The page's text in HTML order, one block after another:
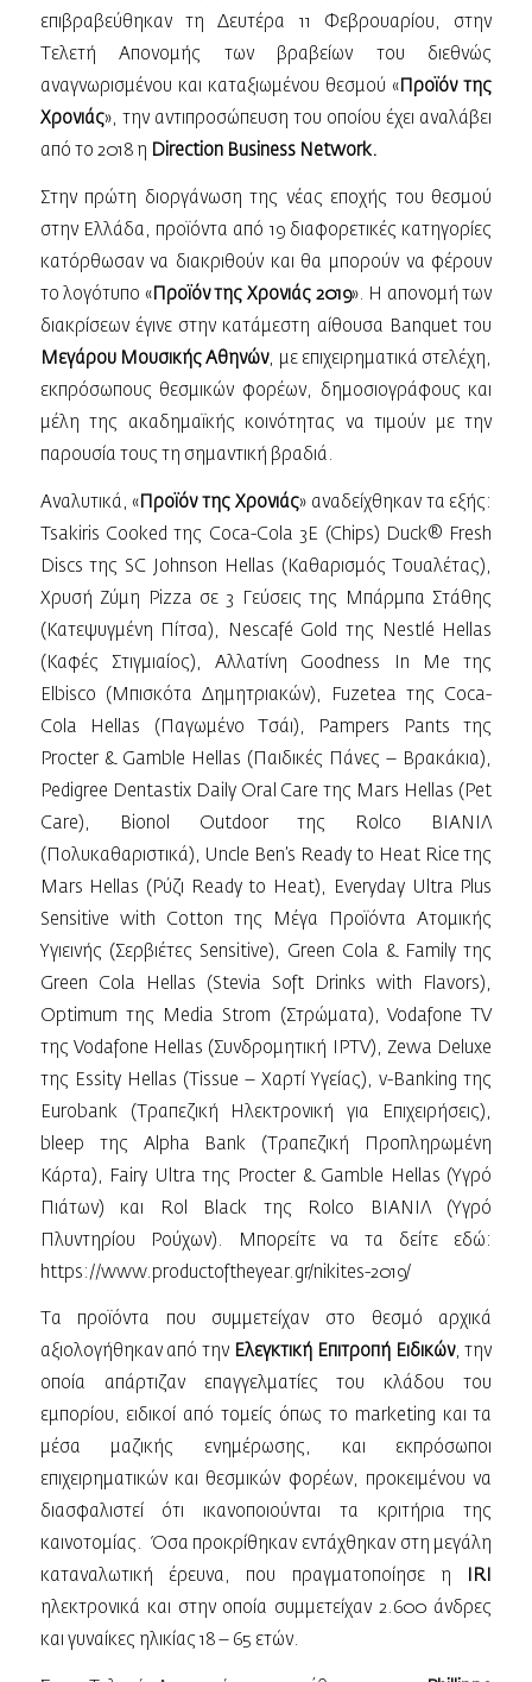
επιβραβεύθηκαν τη Δευτέρα 11 Φεβρουαρίου, στην
Τελετή Απονομής των βραβείων του διεθνώς
αναγνωρισμένου και καταξιωμένου θεσμού « Προϊόν της
Χρονιάς», την αντιπροσώπευση του οποίου έχει αναλάβει
από το 2018 η Direction Βusiness Network.
Στην πρώτη διοργάνωση της νέας εποχής του θεσμού
στην Ελλάδα, προϊόντα από 19 διαφορετικές κατηγορίες
κατόρθωσαν να διακριθούν και θα μπορούν να φέρουν
το λογότυπο «Προϊόν της Χρονιάς 2019». Η απονομή των
διακρίσεων έγινε στην κατάμεστη αίθουσα Banquet του
Μεγάρου Μουσικής Αθηνών, με επιχειρηματικά στελέχη,
εκπρόσωπους θεσμικών φορέων, δημοσιογράφους και
μέλη της ακαδημαϊκής κοινότητας να τιμούν με την
παρουσία τους τη σημαντική βραδιά.
Αναλυτικά, « Προϊόν της Χρονιάς» αναδείχθηκαν τα εξής:
Tsakiris Cooked της Coca-Cola 3E (Chips) Duck® Fresh
Discs της SC Johnson Hellas (Καθαρισμός Τουαλέτας),
Χρυσή Ζύμη Pizza σε 3 Γεύσεις της Μπάρμπα Στάθης
(Κατεψυγμένη Πίτσα), Nescafé Gold της Nestlé Hellas
(Καφές Στιγμιαίος), Αλλατίνη Goodness In Me της
Elbisco (Μπισκότα Δημητριακών), Fuzetea της Coca-
Cola Hellas (Παγωμένο Τσάι), Pampers Pants της
Procter & Gamble Hellas (Παιδικές Πάνες – Βρακάκια),
Pedigree Dentastix Daily Oral Care της Mars Hellas (Pet
Care), Bionol Outdoor της Rolco ΒΙΑΝΙΛ
(Πολυκαθαριστικά), Uncle Ben’s Ready to Heat Rice της
Mars Hellas (Ρύζι Ready to Heat), Everyday Ultra Plus
Sensitive with Cotton της Μέγα Προϊόντα Ατομικής
Υγιεινής (Σερβιέτες Sensitive), Green Cola & Family της
Green Cola Hellas (Stevia Soft Drinks with Flavors),
Optimum της Media Strom (Στρώματα), Vodafone TV
της Vodafone Hellas (Συνδρομητική IPTV), Zewa Deluxe
της Essity Hellas (Tissue – Χαρτί Υγείας), v-Banking της
Eurobank (Τραπεζική Ηλεκτρονική για Επιχειρήσεις),
bleep της Alpha Bank (Τραπεζική Προπληρωμένη
Κάρτα), Fairy Ultra της Procter & Gamble Hellas (Υγρό
Πιάτων) και Rol Black της Rolco ΒΙΑΝΙΛ (Υγρό
Πλυντηρίου Ρούχων). Μπορείτε να τα δείτε εδώ:
https://www.productoftheyear.gr/nikites-2019/
Τα προϊόντα που συμμετείχαν στο θεσμό αρχικά
αξιολογήθηκαν από την Ελεγκτική Επιτροπή Ειδικών, την
οποία απάρτιζαν επαγγελματίες του κλάδου του
εμπορίου, ειδικοί από τομείς όπως το marketing και τα
μέσα μαζικής ενημέρωσης, και εκπρόσωποι
επιχειρηματικών και θεσμικών φορέων, προκειμένου να
διασφαλιστεί ότι ικανοποιούνται τα κριτήρια της
καινοτομίας. Όσα προκρίθηκαν εντάχθηκαν στη μεγάλη
καταναλωτική έρευνα, που πραγματοποίησε η
IRI
ηλεκτρονικά και στην οποία συμμετείχαν 2.600 άνδρες
και γυναίκες ηλικίας 18 – 65 ετών.